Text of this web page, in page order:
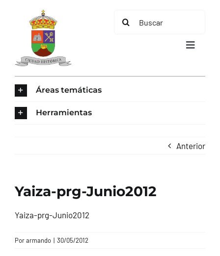
contenido
Buscar:
Toggle
Áreas temáticas
Herramientas
Anterior
Yaiza-prg-Junio2012
Yaiza-prg-Junio2012
Porarmando | 30/05/2012